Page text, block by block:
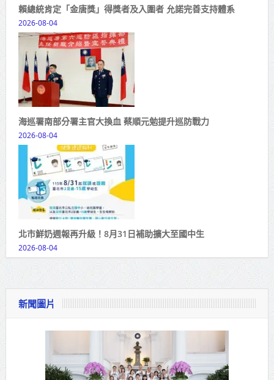
賴總統肯定「金唐獎」得獎者及入圍者 允諾完善支持體系
2026-08-04
海巡署南部分署主官大換血 蔡順元勉提升巡防戰力
2026-08-04
北市鮮奶週報再升級！8月31日補助擴大至國中生
2026-08-04
新聞圖片